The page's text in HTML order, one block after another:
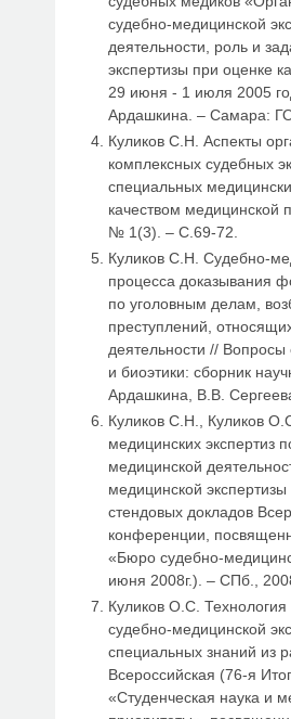
судебно-медицинской
деятельности, роль и
экспертизы при оценке
29 июня - 1 июля 2005
Ардашкина. – Самара:
Куликов С.Н. Аспекты
комплексных судебных
специальных
качеством
№ 1(3). – С.69-72.
Куликов С.Н. Судебно-
процесса доказывания
по уголовным делам,
преступлений,
деятельности //
и биоэтики: сборник
Ардашкина, В.В.
Куликов С.Н., Куликов
медицинских экспертиз
медицинской
медицинской
стендовых докладов
конференции,
«Бюро судебно-
июня 2008г.). – СПб.,
Куликов О.С. Технология
судебно-медицинской
специальных знаний из
Всероссийская (76-я
«Студенческая наука и